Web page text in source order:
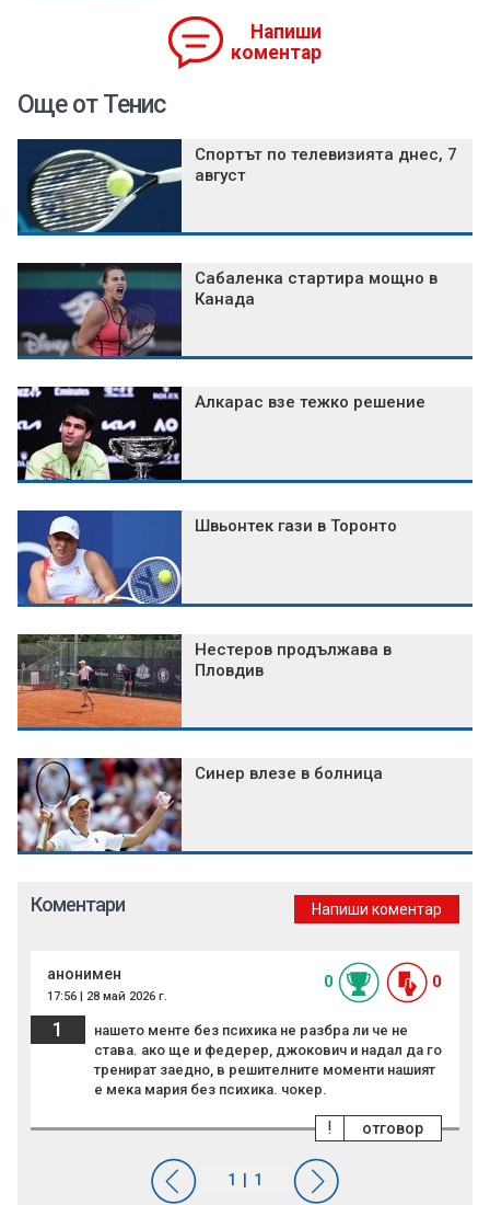
Напиши
коментар
Още от Тенис
Спортът по телевизията днес, 7
август
Сабаленка стартира мощно в
Канада
Алкарас взе тежко решение
Швьонтек гази в Торонто
Нестеров продължава в
Пловдив
Синер влезе в болница
Коментари Напиши коментар
анонимен
17:56 | 28 май 2026 г.
0 0
1
нашето менте без психика не разбра ли че не
става. ако ще и федерер, джокович и надал да го
тренират заедно, в решителните моменти нашият
е мека мария без психика. чокер.
отговор
!